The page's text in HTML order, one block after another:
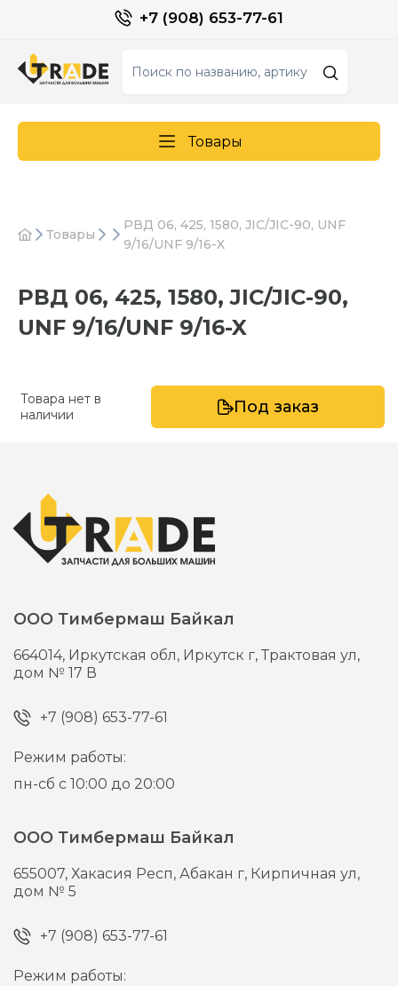
+7 (908) 653-77-61
Товары
Товары
РВД 06, 425, 1580, JIC/JIC-90, UNF
9/16/UNF 9/16-X
РВД 06, 425, 1580, JIC/JIC-90,
UNF 9/16/UNF 9/16-X
Товара нет в
наличии
Под заказ
ООО Тимбермаш Байкал
664014, Иркутская обл, Иркутск г,Трактовая ул,
дом № 17 В
+7 (908) 653-77-61
Режим работы:
пн-сб с 10:00 до 20:00
ООО Тимбермаш Байкал
655007,Хакасия Респ, Абакан г, Кирпичная ул,
дом № 5
+7 (908) 653-77-61
Режим работы: